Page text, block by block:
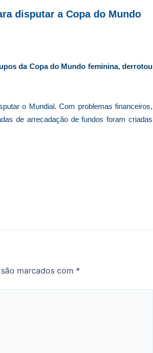
disputar a Copa do Mundo
da Copa do Mundo feminina, derrotou
o Mundial. Com problemas financeiros,
de arrecadação de fundos foram criadas
marcados com *